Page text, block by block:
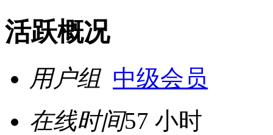
活跃概况
用户组 中级会员
在线时间57 小时